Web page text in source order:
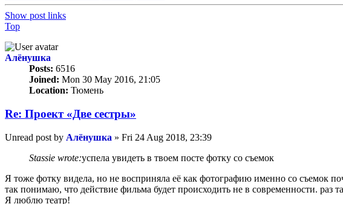
Show post links
Top
Алёнушка
Posts: 6516
Joined: Mon 30 May 2016, 21:05
Location: Тюмень
Re: Проект «Две сестры»
Unread post by Алёнушка » Fri 24 Aug 2018, 23:39
Stassie wrote:успела увидеть в твоем посте фотку со съемок
Я тоже фотку видела, но не восприняла её как фотографию именно со съемок
так понимаю, что действие фильма будет происходить не в современности. раз
Я люблю театр!